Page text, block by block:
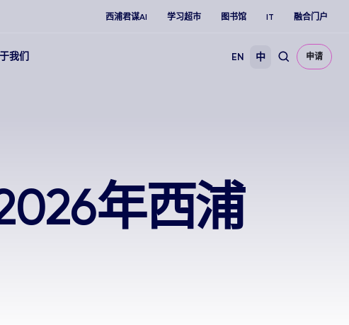
西浦君谋AI 学习超市 图书馆 IT 融合门户
我们 EN 中 申请
年西浦